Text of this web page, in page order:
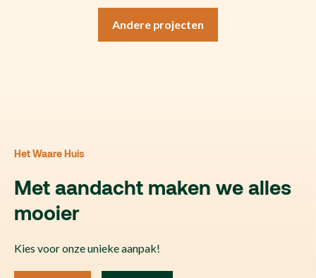
Andere projecten
Het Waare Huis
Met aandacht maken we alles
mooier
Kies voor onze unieke aanpak!